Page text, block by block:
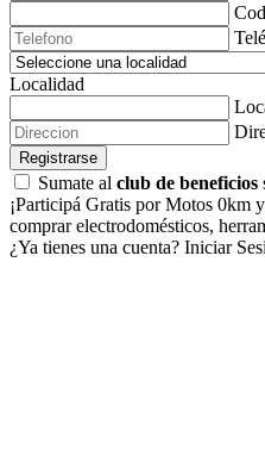
Localidad
Registrarse
Sumate al club de beneficios
¡Participá Gratis por Motos 0km
comprar electrodomésticos,
¿Ya tienes una cuenta? Iniciar